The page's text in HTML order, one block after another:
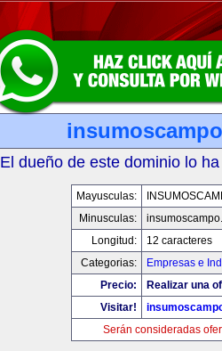
El dueño de este dominio lo
Mayusculas:
Minusculas:
Longitud:
12 caracteres
Categorias:
Empresas e
Precio:
Realizar una
Visitar!
Serán consideradas